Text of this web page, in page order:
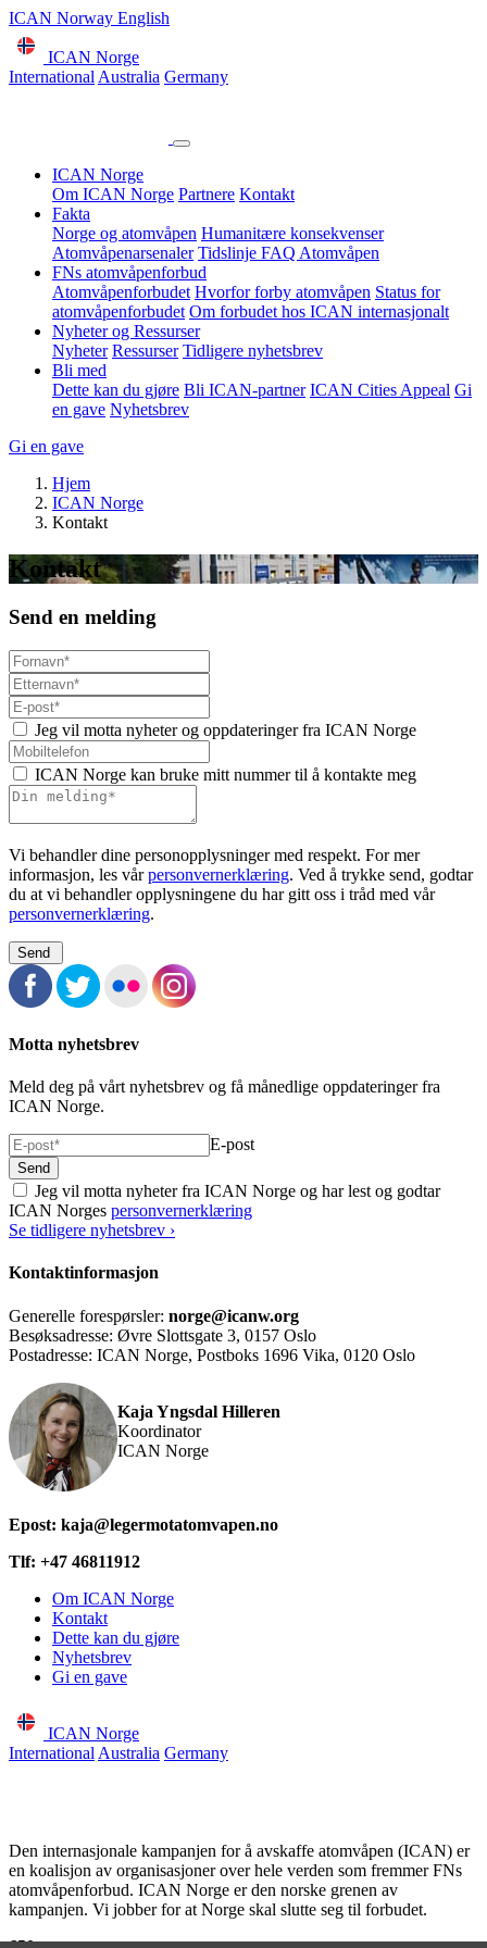
ICAN Norway English
ICAN Norge
International Australia Germany
ICAN Norge
Om ICAN Norge Partnere Kontakt
Fakta
Norge og atomvåpen Humanitære konsekvenser
Atomvåpenarsenaler Tidslinje FAQ Atomvåpen
FNs atomvåpenforbud
Atomvåpenforbudet Hvorfor forby atomvåpen Status for
atomvåpenforbudet Om forbudet hos ICAN internasjonalt
Nyheter og Ressurser
Nyheter Ressurser Tidligere nyhetsbrev
Bli med
Dette kan du gjøre Bli ICAN-partner ICAN Cities Appeal Gi
en gave Nyhetsbrev
Gi en gave
Hjem
ICAN Norge
Kontakt
Kontakt
Send en melding
Jeg vil motta nyheter og oppdateringer fra ICAN Norge
ICAN Norge kan bruke mitt nummer til å kontakte meg
Vi behandler dine personopplysninger med respekt. For mer
informasjon, les vårpersonvernerklæring. Ved å trykke send, godtar
du at vi behandler opplysningene du har gitt oss i tråd med vår
personvernerklæring.
Motta nyhetsbrev
Meld deg på vårt nyhetsbrev og få månedlige oppdateringer fra
ICAN Norge.
E-post
Jeg vil motta nyheter fra ICAN Norge og har lest og godtar
ICAN Norges personvernerklæring
Se tidligere nyhetsbrev ›
Kontaktinformasjon
Generelle forespørsler: norge@icanw.org
Besøksadresse: Øvre Slottsgate 3, 0157 Oslo
Postadresse: ICAN Norge, Postboks 1696 Vika, 0120 Oslo
Kaja Yngsdal Hilleren
Koordinator
ICAN Norge
Epost: kaja@legermotatomvapen.no
Tlf: +47 46811912
Om ICAN Norge
Kontakt
Dette kan du gjøre
Nyhetsbrev
Gi en gave
ICAN Norge
International Australia Germany
Den internasjonale kampanjen for å avskaffe atomvåpen (ICAN) er
en koalisjon av organisasjoner over hele verden som fremmer FNs
atomvåpenforbud. ICAN Norge er den norske grenen av
kampanjen. Vi jobber for at Norge skal slutte seg til forbudet.